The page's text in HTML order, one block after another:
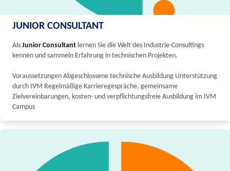
JUNIOR CONSULTANT
Als Junior Consultant lernen Sie die Welt des Industrie-Consultings
kennen und sammeln Erfahrung in technischen Projekten.
Voraussetzungen Abgeschlossene technische Ausbildung Unterstützung
durch IVM Regelmäßige Karrieregespräche, gemeinsame
Zielvereinbarungen, kosten- und verpflichtungsfreie Ausbildung im IVM
Campus